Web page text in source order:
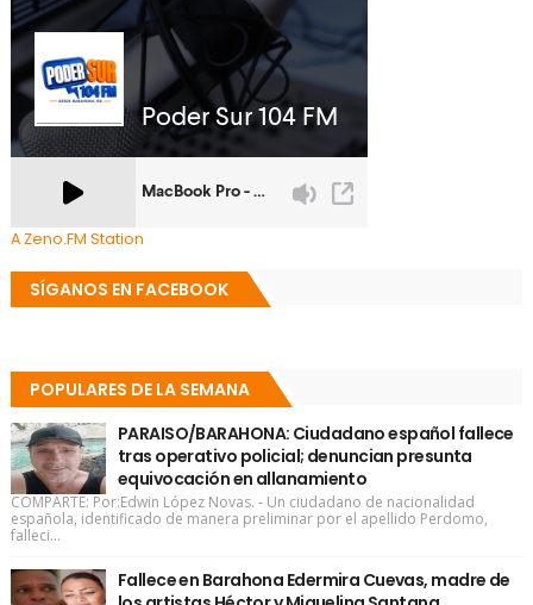
A Zeno.FM Station
SÍGANOS EN FACEBOOK
POPULARES DE LA SEMANA
PARAISO/BARAHONA: Ciudadano español fallece
tras operativo policial; denuncian presunta
equivocación en allanamiento
COMPARTE: Por:Edwin López Novas. - Un ciudadano de nacionalidad
española, identificado de manera preliminar por el apellido Perdomo,
falleci...
Fallece en Barahona Edermira Cuevas, madre de